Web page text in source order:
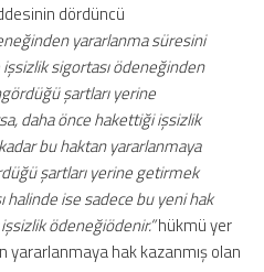
dördüncü
yararlanma süresini
sigortası ödeneğinden
şartları yerine
daha önce hakettiği işsizlik
bu haktan yararlanmaya
şartları yerine getirmek
halinde ise sadece bu yeni hak
ödeneğiödenir.”hükmü yer
yararlanmaya hak kazanmış olan